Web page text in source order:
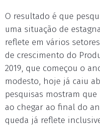
O resultado é que
uma situação de
reflete em vários
de crescimento do
2019, que começou o
modesto, hoje já caiu
pesquisas mostram que
ao chegar ao final do
queda já reflete